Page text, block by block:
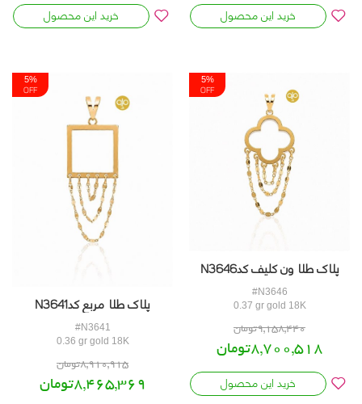
خرید این محصول خرید این محصول
پلاک طلا ون کلیف کدN3646
#N3646
0.37 gr gold 18K
9,158,440تومان
8,700,518تومان
خرید این محصول
پلاک طلا مربع کدN3641
#N3641
0.36 gr gold 18K
8,910,915تومان
8,465,369تومان